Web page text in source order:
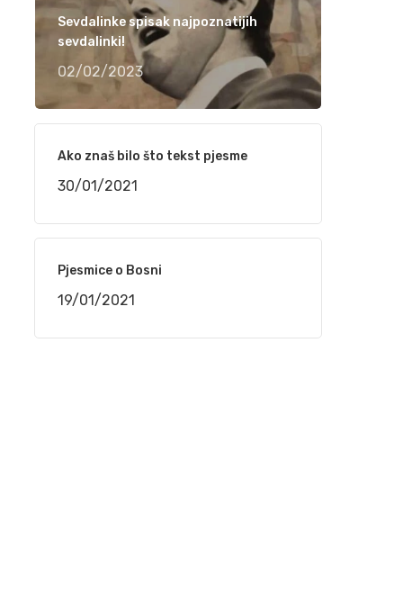
Sevdalinke spisak najpoznatijih
sevdalinki!
02/02/2023
Ako znaš bilo što tekst pjesme
30/01/2021
Pjesmice o Bosni
19/01/2021
24/02/2021
“TELEMACH CHILDREN SPEED CAMP 2021”
OD 1. DO 4. MARTA NA BJELAŠNICI
Srpski rečnik akcentovanih reči na
16/02/2021
NaSigurno.com – najbolji on line poslovni
imenik
16/02/2021